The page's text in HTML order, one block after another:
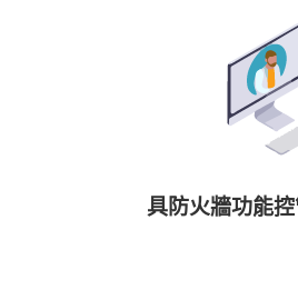
具防火牆功能